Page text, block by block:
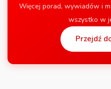
Więcej porad, wywiadów i
wszystko w
Przejdź